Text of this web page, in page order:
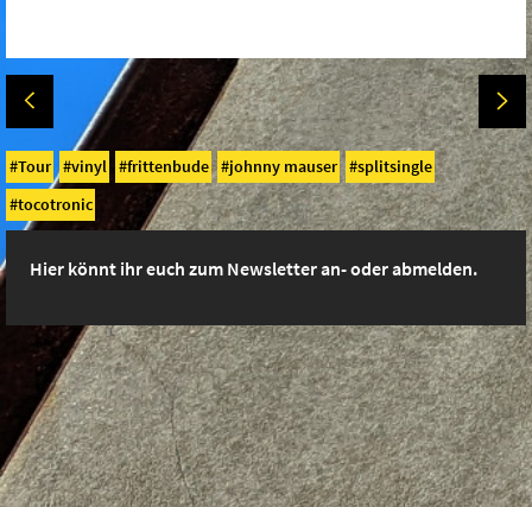
Tour vinyl frittenbude johnny mauser
splitsingle
tocotronic
Hier könnt ihr euch zum Newsletter an- oder abmelden.